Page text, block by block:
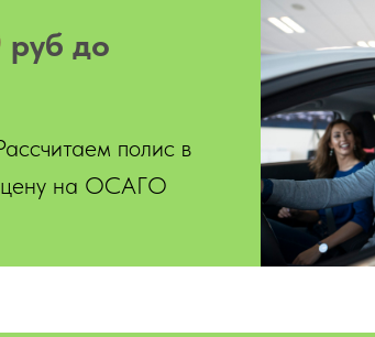
руб до
полис в
цену на ОСАГО